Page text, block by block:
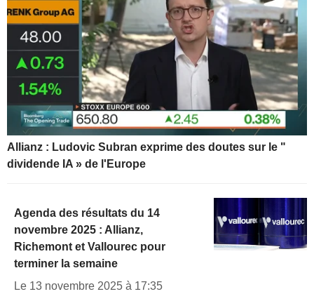
Allianz : Ludovic Subran exprime des doutes sur le "
dividende IA » de l'Europe
Agenda des résultats du 14
novembre 2025 : Allianz,
Richemont et Vallourec pour
terminer la semaine
Le 13 novembre 2025 à 17:35